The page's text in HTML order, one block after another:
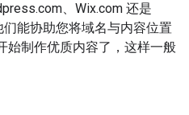
、Wix.com 还是
能协助您将域名与内容位置
始制作优质内容了，这样一般